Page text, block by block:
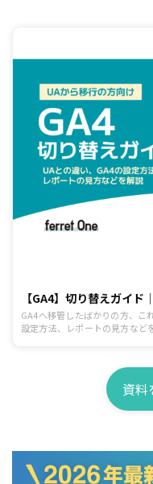
【GA4】切り替えガイ
GA4へ移管したばかりの方、こ
設定方法、レポートの見方など
資料